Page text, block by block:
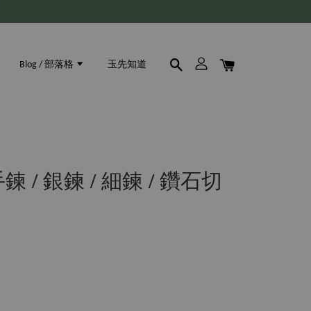
Blog / 部落格 玉先知道
/ 銀鍊 / 細鍊 / 鑽石切